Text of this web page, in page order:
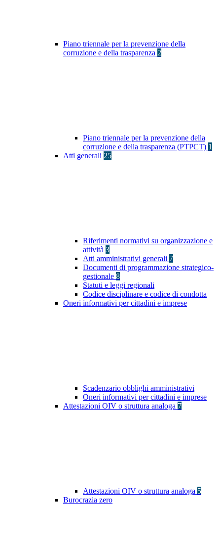
Piano triennale per la prevenzione della
corruzione e della trasparenza 2
Piano triennale per la prevenzione della
corruzione e della trasparenza (PTPCT) 1
Atti generali 25
Riferimenti normativi su organizzazione e
attività 3
Atti amministrativi generali 7
Documenti di programmazione strategico-
gestionale 8
Statuti e leggi regionali
Codice disciplinare e codice di condotta
Oneri informativi per cittadini e imprese
Scadenzario obblighi amministrativi
Oneri informativi per cittadini e imprese
Attestazioni OIV o struttura analoga 7
Attestazioni OIV o struttura analoga 5
Burocrazia zero